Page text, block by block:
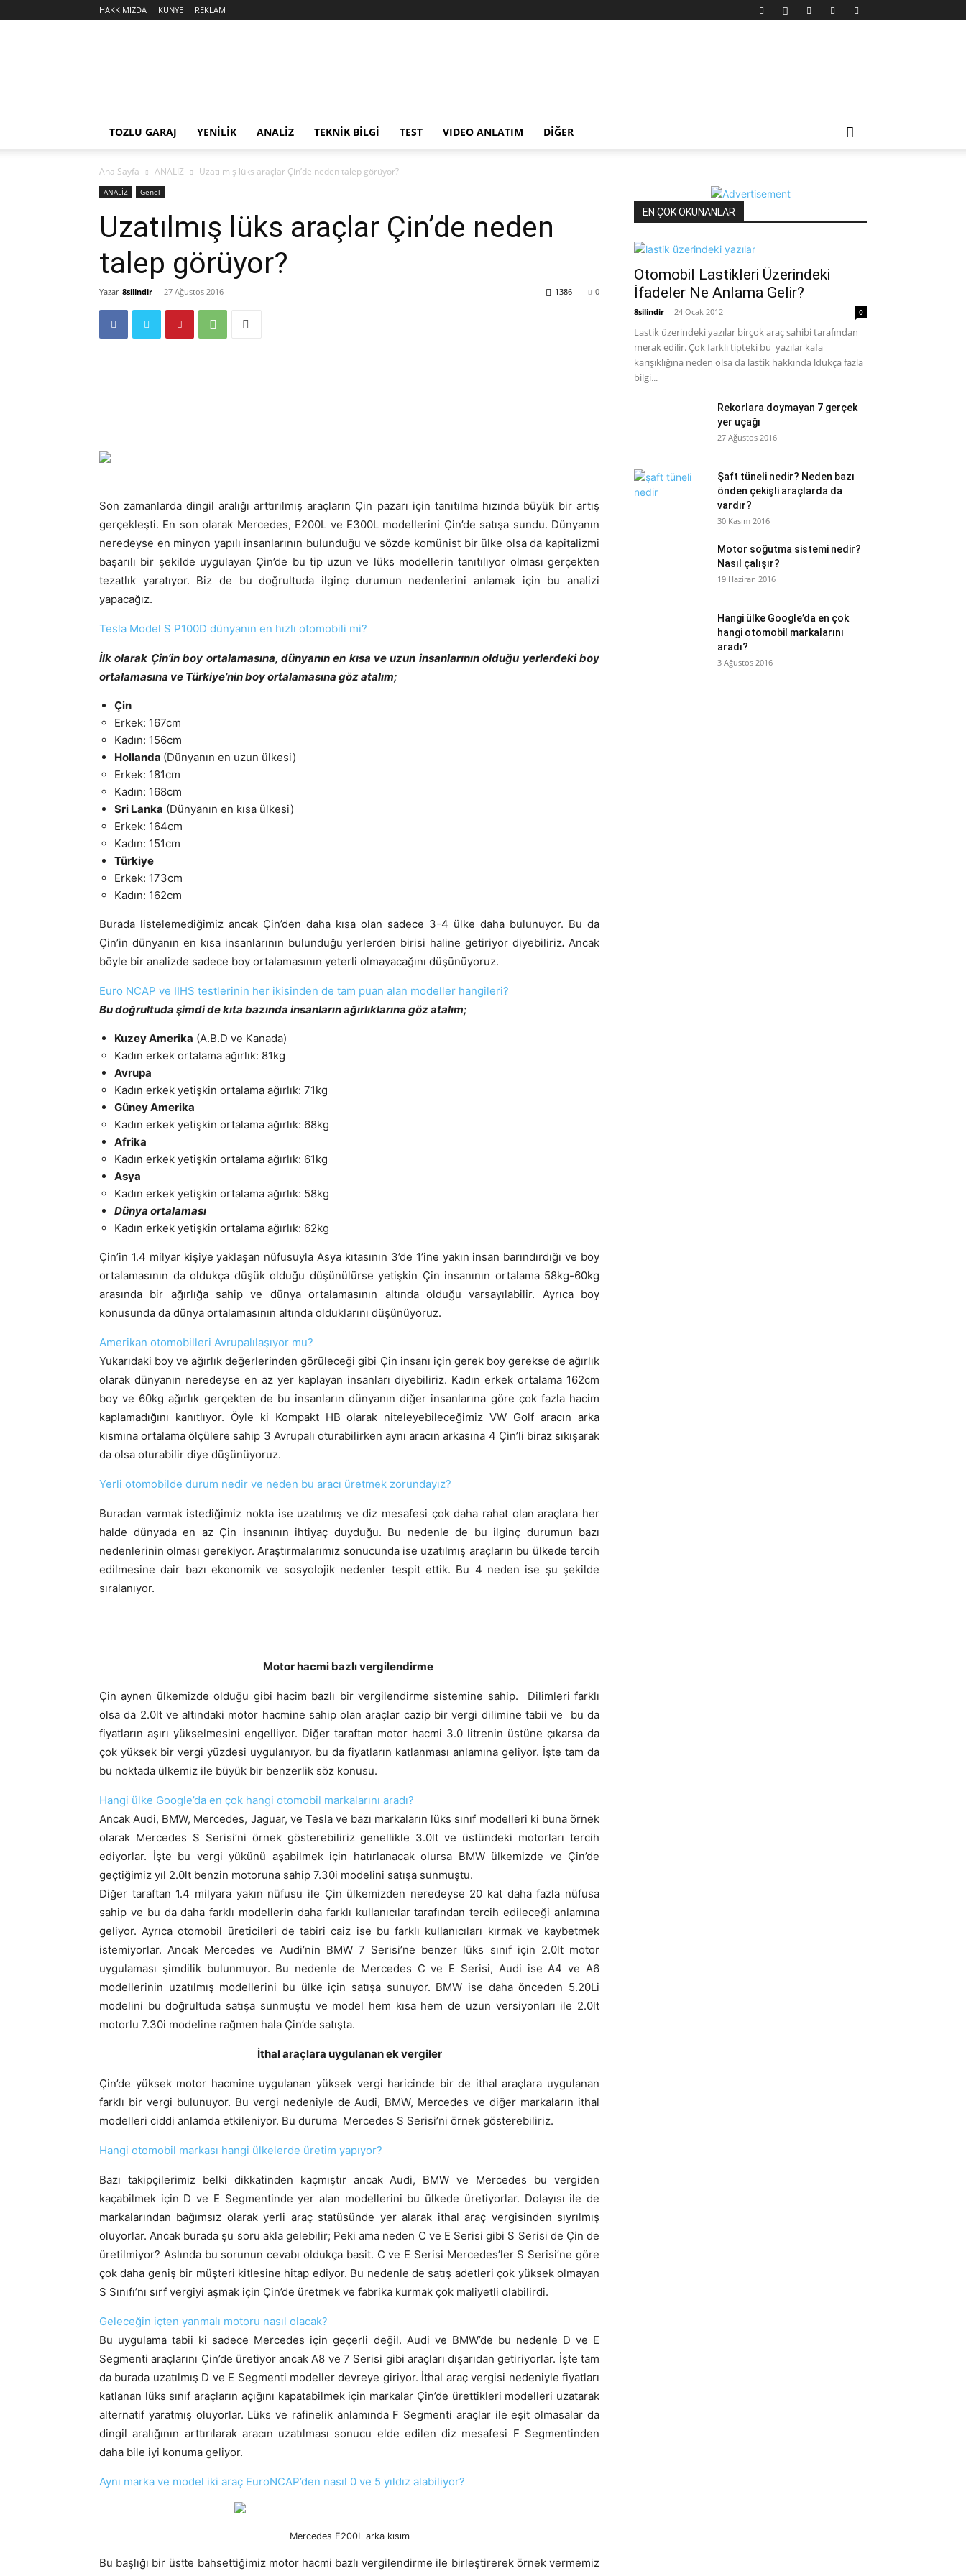
HAKKIMIZDA KÜNYE REKLAM
TOZLU GARAJ YENİLİK ANALİZ TEKNİK BİLGİ TEST VIDEO ANLATIM DİĞER
Ana Sayfa ANALİZ Uzatılmış lüks araçlar Çin’de neden talep görüyor?
ANALİZ Genel
Uzatılmış lüks araçlar Çin’de neden
talep görüyor?
Yazar 8silindir - 27 Ağustos 2016 0
1386
Son zamanlarda dingil aralığı arttırılmış araçların Çin pazarı için tanıtılma hızında büyük bir artış
gerçekleşti. En son olarak Mercedes, E200L ve E300L modellerini Çin’de satışa sundu. Dünyanın
neredeyse en minyon yapılı insanlarının bulunduğu ve sözde komünist bir ülke olsa da kapitalizmi
başarılı bir şekilde uygulayan Çin’de bu tip uzun ve lüks modellerin tanıtılıyor olması gerçekten
tezatlık yaratıyor. Biz de bu doğrultuda ilginç durumun nedenlerini anlamak için bu analizi
yapacağız.
Tesla Model S P100D dünyanın en hızlı otomobili mi?
İlk olarak Çin’in boy ortalamasına, dünyanın en kısa ve uzun insanlarının olduğu yerlerdeki boy
ortalamasına ve Türkiye’nin boy ortalamasına göz atalım;
Çin
Erkek: 167cm
Kadın: 156cm
Hollanda (Dünyanın en uzun ülkesi)
Erkek: 181cm
Kadın: 168cm
Sri Lanka (Dünyanın en kısa ülkesi)
Erkek: 164cm
Kadın: 151cm
Türkiye
Erkek: 173cm
Kadın: 162cm
Burada listelemediğimiz ancak Çin’den daha kısa olan sadece 3-4 ülke daha bulunuyor. Bu da
Çin’in dünyanın en kısa insanlarının bulunduğu yerlerden birisi haline getiriyor diyebiliriz.Ancak
böyle bir analizde sadece boy ortalamasının yeterli olmayacağını düşünüyoruz.
Euro NCAP ve IIHS testlerinin her ikisinden de tam puan alan modeller hangileri?
Bu doğrultuda şimdi de kıta bazında insanların ağırlıklarına göz atalım;
Kuzey Amerika (A.B.D ve Kanada)
Kadın erkek ortalama ağırlık: 81kg
Avrupa
Kadın erkek yetişkin ortalama ağırlık: 71kg
Güney Amerika
Kadın erkek yetişkin ortalama ağırlık: 68kg
Afrika
Kadın erkek yetişkin ortalama ağırlık: 61kg
Asya
Kadın erkek yetişkin ortalama ağırlık: 58kg
Dünya ortalaması
Kadın erkek yetişkin ortalama ağırlık: 62kg
Çin’in 1.4 milyar kişiye yaklaşan nüfusuyla Asya kıtasının 3’de 1’ine yakın insan barındırdığı ve boy
ortalamasının da oldukça düşük olduğu düşünülürse yetişkin Çin insanının ortalama 58kg-60kg
arasında bir ağırlığa sahip ve dünya ortalamasının altında olduğu varsayılabilir. Ayrıca boy
konusunda da dünya ortalamasının altında olduklarını düşünüyoruz.
Amerikan otomobilleri Avrupalılaşıyor mu?
Yukarıdaki boy ve ağırlık değerlerinden görüleceği gibi Çin insanı için gerek boy gerekse de ağırlık
olarak dünyanın neredeyse en az yer kaplayan insanları diyebiliriz. Kadın erkek ortalama 162cm
boy ve 60kg ağırlık gerçekten de bu insanların dünyanın diğer insanlarına göre çok fazla hacim
kaplamadığını kanıtlıyor. Öyle ki Kompakt HB olarak niteleyebileceğimiz VW Golf aracın arka
kısmına ortalama ölçülere sahip 3 Avrupalı oturabilirken aynı aracın arkasına 4 Çin’li biraz sıkışarak
da olsa oturabilir diye düşünüyoruz.
Yerli otomobilde durum nedir ve neden bu aracı üretmek zorundayız?
Buradan varmak istediğimiz nokta ise uzatılmış ve diz mesafesi çok daha rahat olan araçlara her
halde dünyada en az Çin insanının ihtiyaç duyduğu. Bu nedenle de bu ilginç durumun bazı
nedenlerinin olması gerekiyor. Araştırmalarımız sonucunda ise uzatılmış araçların bu ülkede tercih
edilmesine dair bazı ekonomik ve sosyolojik nedenler tespit ettik. Bu 4 neden ise şu şekilde
sıralanıyor.
Motor hacmi bazlı vergilendirme
Çin aynen ülkemizde olduğu gibi hacim bazlı bir vergilendirme sistemine sahip. Dilimleri farklı
olsa da 2.0lt ve altındaki motor hacmine sahip olan araçlar cazip bir vergi dilimine tabii ve bu da
fiyatların aşırı yükselmesini engelliyor. Diğer taraftan motor hacmi 3.0 litrenin üstüne çıkarsa da
çok yüksek bir vergi yüzdesi uygulanıyor. bu da fiyatların katlanması anlamına geliyor. İşte tam da
bu noktada ülkemiz ile büyük bir benzerlik söz konusu.
Hangi ülke Google’da en çok hangi otomobil markalarını aradı?
Ancak Audi, BMW, Mercedes, Jaguar, ve Tesla ve bazı markaların lüks sınıf modelleri ki buna örnek
olarak Mercedes S Serisi’ni örnek gösterebiliriz genellikle 3.0lt ve üstündeki motorları tercih
ediyorlar. İşte bu vergi yükünü aşabilmek için hatırlanacak olursa BMW ülkemizde ve Çin’de
geçtiğimiz yıl 2.0lt benzin motoruna sahip 7.30i modelini satışa sunmuştu.
Diğer taraftan 1.4 milyara yakın nüfusu ile Çin ülkemizden neredeyse 20 kat daha fazla nüfusa
sahip ve bu da daha farklı modellerin daha farklı kullanıcılar tarafından tercih edileceği anlamına
geliyor. Ayrıca otomobil üreticileri de tabiri caiz ise bu farklı kullanıcıları kırmak ve kaybetmek
istemiyorlar. Ancak Mercedes ve Audi’nin BMW 7 Serisi’ne benzer lüks sınıf için 2.0lt motor
uygulaması şimdilik bulunmuyor. Bu nedenle de Mercedes C ve E Serisi, Audi ise A4 ve A6
modellerinin uzatılmış modellerini bu ülke için satışa sunuyor. BMW ise daha önceden 5.20Li
modelini bu doğrultuda satışa sunmuştu ve model hem kısa hem de uzun versiyonları ile 2.0lt
motorlu 7.30i modeline rağmen hala Çin’de satışta.
İthal araçlara uygulanan ek vergiler
Çin’de yüksek motor hacmine uygulanan yüksek vergi haricinde bir de ithal araçlara uygulanan
farklı bir vergi bulunuyor. Bu vergi nedeniyle de Audi, BMW, Mercedes ve diğer markaların ithal
modelleri ciddi anlamda etkileniyor. Bu duruma Mercedes S Serisi’ni örnek gösterebiliriz.
Hangi otomobil markası hangi ülkelerde üretim yapıyor?
Bazı takipçilerimiz belki dikkatinden kaçmıştır ancak Audi, BMW ve Mercedes bu vergiden
kaçabilmek için D ve E Segmentinde yer alan modellerini bu ülkede üretiyorlar. Dolayısı ile de
markalarından bağımsız olarak yerli araç statüsünde yer alarak ithal araç vergisinden sıyrılmış
oluyorlar. Ancak burada şu soru akla gelebilir; Peki ama neden C ve E Serisi gibi S Serisi de Çin de
üretilmiyor? Aslında bu sorunun cevabı oldukça basit. C ve E Serisi Mercedes’ler S Serisi’ne göre
çok daha geniş bir müşteri kitlesine hitap ediyor. Bu nedenle de satış adetleri çok yüksek olmayan
S Sınıfı’nı sırf vergiyi aşmak için Çin’de üretmek ve fabrika kurmak çok maliyetli olabilirdi.
Geleceğin içten yanmalı motoru nasıl olacak?
Bu uygulama tabii ki sadece Mercedes için geçerli değil. Audi ve BMW’de bu nedenle D ve E
Segmenti araçlarını Çin’de üretiyor ancak A8 ve 7 Serisi gibi araçları dışarıdan getiriyorlar. İşte tam
da burada uzatılmış D ve E Segmenti modeller devreye giriyor. İthal araç vergisi nedeniyle fiyatları
katlanan lüks sınıf araçların açığını kapatabilmek için markalar Çin’de ürettikleri modelleri uzatarak
alternatif yaratmış oluyorlar. Lüks ve rafinelik anlamında F Segmenti araçlar ile eşit olmasalar da
dingil aralığının arttırılarak aracın uzatılması sonucu elde edilen diz mesafesi F Segmentinden
daha bile iyi konuma geliyor.
Aynı marka ve model iki araç EuroNCAP’den nasıl 0 ve 5 yıldız alabiliyor?
Mercedes E200L arka kısım
Bu başlığı bir üstte bahsettiğimiz motor hacmi bazlı vergilendirme ile birleştirerek örnek vermemiz
EN ÇOK OKUNANLAR
Otomobil Lastikleri Üzerindeki
İfadeler Ne Anlama Gelir?
8silindir - 24 Ocak 2012 0
Lastik üzerindeki yazılar birçok araç sahibi tarafından
merak edilir. Çok farklı tipteki bu yazılar kafa
karışıklığına neden olsa da lastik hakkında ldukça fazla
bilgi...
Rekorlara doymayan 7 gerçek
yer uçağı
27 Ağustos 2016
Şaft tüneli nedir? Neden bazı
önden çekişli araçlarda da
vardır?
30 Kasım 2016
Motor soğutma sistemi nedir?
Nasıl çalışır?
19 Haziran 2016
Hangi ülke Google’da en çok
hangi otomobil markalarını
aradı?
3 Ağustos 2016